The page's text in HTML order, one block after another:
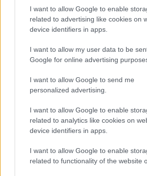
I want to allow Google to enable
related to advertising like cookies on
device identifiers in apps.
I want to allow my user data to be
Google for online advertising
I want to allow Google to send me
personalized advertising.
I want to allow Google to enable
related to analytics like cookies on
device identifiers in apps.
I want to allow Google to enable
related to functionality of the website
Οι
του
Ελλάδα
Αλκοόλ